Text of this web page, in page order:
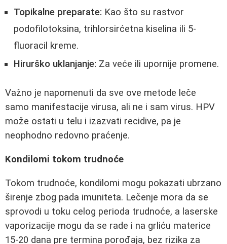
Topikalne preparate: Kao što su rastvor
podofilotoksina, trihlorsirćetna kiselina ili 5-
fluoracil kreme.
Hirurško uklanjanje: Za veće ili upornije promene.
Važno je napomenuti da sve ove metode leče
samo manifestacije virusa, ali ne i sam virus. HPV
može ostati u telu i izazvati recidive, pa je
neophodno redovno praćenje.
Kondilomi tokom trudnoće
Tokom trudnoće, kondilomi mogu pokazati ubrzano
širenje zbog pada imuniteta. Lečenje mora da se
sprovodi u toku celog perioda trudnoće, a laserske
vaporizacije mogu da se rade i na grliću materice
15-20 dana pre termina porođaja, bez rizika za